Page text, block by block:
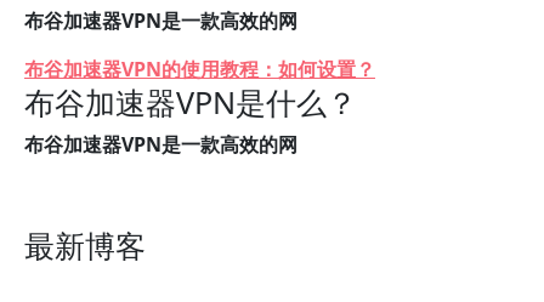
布谷加速器VPN是一款高效的网
布谷加速器VPN的使用教程：如何设置？
布谷加速器VPN是什么？
布谷加速器VPN是一款高效的网
最新博客